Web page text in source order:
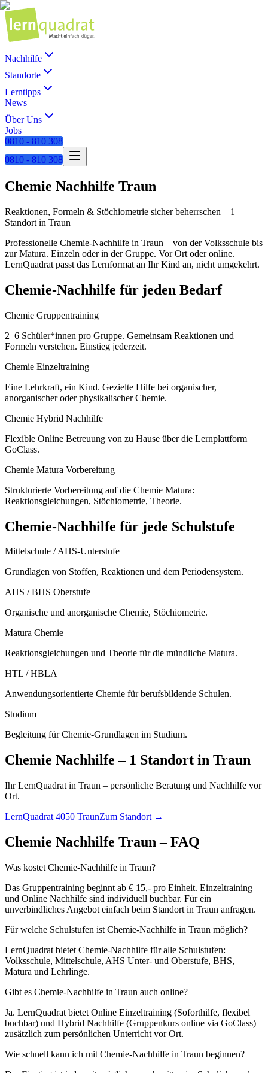
Nachhilfe
Standorte
Lerntipps
News
Über Uns
Jobs
0810 - 810 308
0810 - 810 308
Chemie Nachhilfe Traun
Reaktionen, Formeln & Stöchiometrie sicher beherrschen – 1
Standort in Traun
Professionelle Chemie-Nachhilfe in Traun – von der Volksschule bis
zur Matura. Einzeln oder in der Gruppe. Vor Ort oder online.
LernQuadrat passt das Lernformat an Ihr Kind an, nicht umgekehrt.
Chemie-Nachhilfe für jeden Bedarf
Chemie Gruppentraining
2–6 Schüler*innen pro Gruppe. Gemeinsam Reaktionen und
Formeln verstehen. Einstieg jederzeit.
Chemie Einzeltraining
Eine Lehrkraft, ein Kind. Gezielte Hilfe bei organischer,
anorganischer oder physikalischer Chemie.
Chemie Hybrid Nachhilfe
Flexible Online Betreuung von zu Hause über die Lernplattform
GoClass.
Chemie Matura Vorbereitung
Strukturierte Vorbereitung auf die Chemie Matura:
Reaktionsgleichungen, Stöchiometrie, Theorie.
Chemie-Nachhilfe für jede Schulstufe
Mittelschule / AHS-Unterstufe
Grundlagen von Stoffen, Reaktionen und dem Periodensystem.
AHS / BHS Oberstufe
Organische und anorganische Chemie, Stöchiometrie.
Matura Chemie
Reaktionsgleichungen und Theorie für die mündliche Matura.
HTL / HBLA
Anwendungsorientierte Chemie für berufsbildende Schulen.
Studium
Begleitung für Chemie-Grundlagen im Studium.
Chemie Nachhilfe – 1 Standort in Traun
Ihr LernQuadrat in Traun – persönliche Beratung und Nachhilfe vor
Ort.
LernQuadrat 4050 TraunZum Standort →
Chemie Nachhilfe Traun – FAQ
Was kostet Chemie-Nachhilfe in Traun?
Das Gruppentraining beginnt ab € 15,- pro Einheit. Einzeltraining
und Online Nachhilfe sind individuell buchbar. Für ein
unverbindliches Angebot einfach beim Standort in Traun anfragen.
Für welche Schulstufen ist Chemie-Nachhilfe in Traun möglich?
LernQuadrat bietet Chemie-Nachhilfe für alle Schulstufen:
Volksschule, Mittelschule, AHS Unter- und Oberstufe, BHS,
Matura und Lehrlinge.
Gibt es Chemie-Nachhilfe in Traun auch online?
Ja. LernQuadrat bietet Online Einzeltraining (Soforthilfe, flexibel
buchbar) und Hybrid Nachhilfe (Gruppenkurs online via GoClass) –
zusätzlich zum persönlichen Unterricht vor Ort.
Wie schnell kann ich mit Chemie-Nachhilfe in Traun beginnen?